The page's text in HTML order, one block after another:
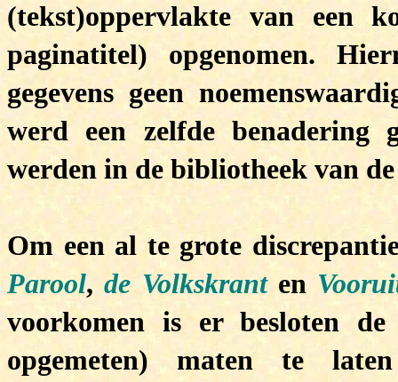
(tekst)oppervlakte van een
paginatitel) opgenomen.
gegevens geen
werd een zelfde benadering
werden in de bibliotheek van
Om een al te grote
Parool,de Volkskranten
voorkomen is er besloten
opgemeten) maten te